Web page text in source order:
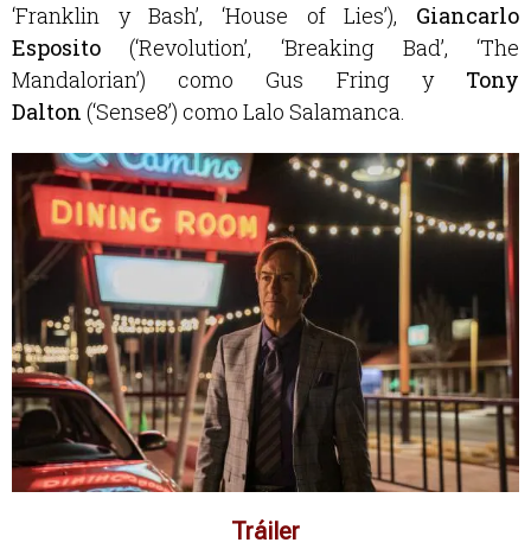
‘Franklin y Bash’, ‘House of Lies’), Giancarlo
Esposito (‘Revolution’, ‘Breaking Bad’, ‘The
Mandalorian’) como Gus Fring y Tony
Dalton (‘Sense8’) como Lalo Salamanca.
Tráiler